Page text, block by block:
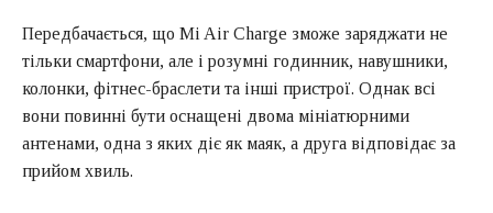
Передбачається, що Mi Air Charge зможе заряджати не
тільки смартфони, але і розумні годинник, навушники,
колонки, фітнес-браслети та інші пристрої. Однак всі
вони повинні бути оснащені двома мініатюрними
антенами, одна з яких діє як маяк, а друга відповідає за
прийом хвиль.